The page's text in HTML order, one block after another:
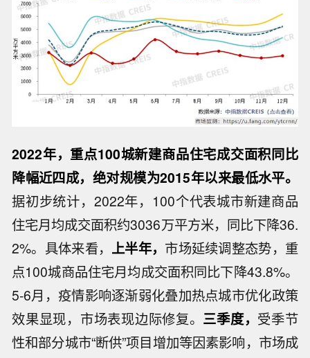
2022年，重点100城新建商品住宅成交面积同比
降幅近四成，绝对规模为2015年以来最低水平。
据初步统计，2022年，100个代表城市新建商品
住宅月均成交面积约3036万平方米，同比下降36.
2%。具体来看， 上半年， 市场延续调整态势，重
点100城商品住宅月均成交面积同比下降43.8%。
5-6月，疫情影响逐渐弱化叠加热点城市优化政策
效果显现，市场表现边际修复。 三季度， 受季节
性和部分城市“断供”项目增加等因素影响，市场成